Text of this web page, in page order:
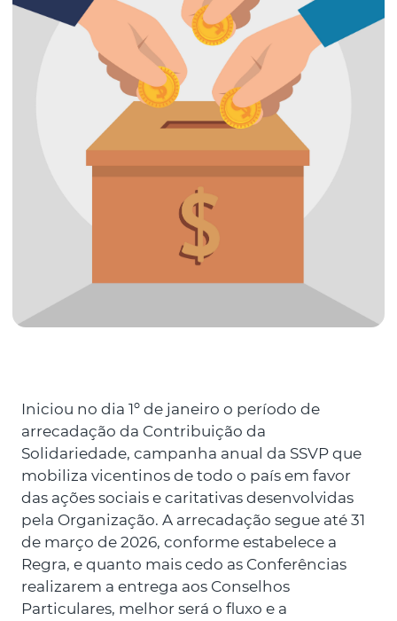
Iniciou no dia 1º de janeiro o período de
arrecadação da Contribuição da
Solidariedade, campanha anual da SSVP que
mobiliza vicentinos de todo o país em favor
das ações sociais e caritativas desenvolvidas
pela Organização. A arrecadação segue até 31
de março de 2026, conforme estabelece a
Regra, e quanto mais cedo as Conferências
realizarem a entrega aos Conselhos
Particulares, melhor será o fluxo e a